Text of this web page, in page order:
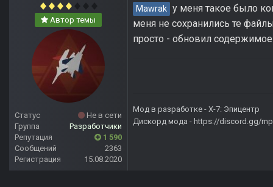
Автор темы
Статус
Не в сети
Группа
Разработчики
Репутация
1 590
Сообщений
2363
Регистрация
15.08.2020
Mawrak у меня такое было
меня не сохранились те
просто - обновил содержимое
Мод в разработке - X-7: Эпицентр
Дискорд мода - https://discord.gg/